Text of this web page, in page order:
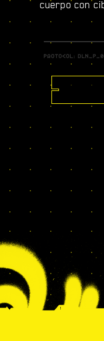
cuerpo con